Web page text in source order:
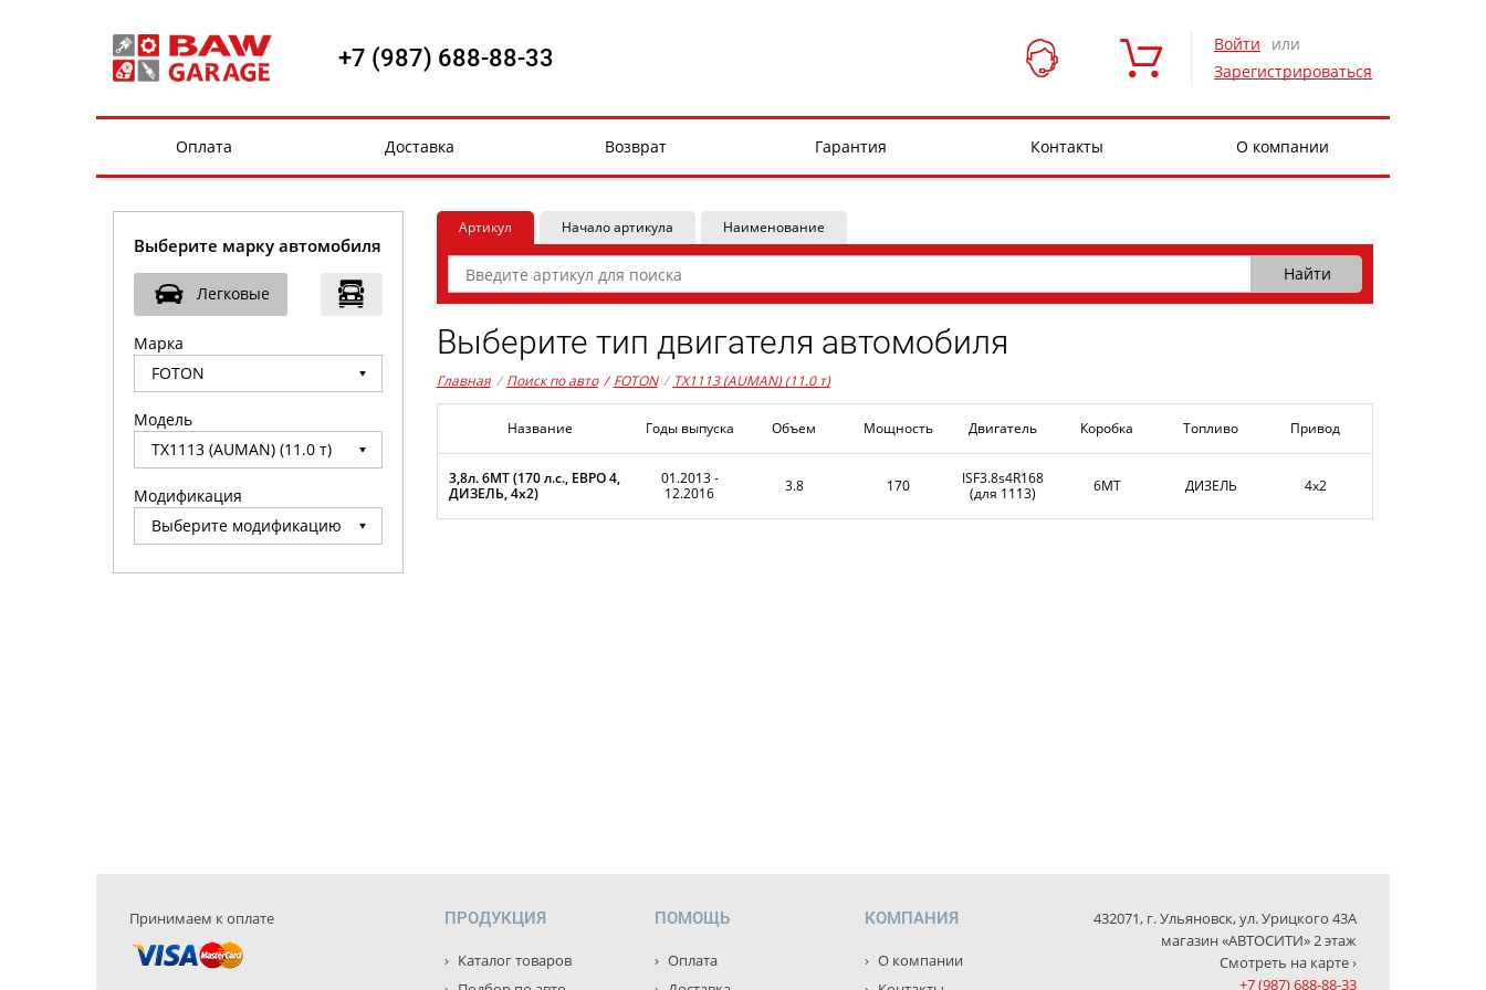
+7 (987) 688-88-33 Войти
или
Зарегистрироваться
Оплата Доставка Возврат Гарантия Контакты О компании
Выберите марку автомобиля
Легковые
Марка
Модель
Модификация
Артикул Начало артикула Наименование
Выберите тип двигателя автомобиля
Главная / Поиск по авто / FOTON / TX1113 (AUMAN) (11.0 т)
Название Годы выпуска Объем Мощность Двигатель Коробка Топливо Привод
3,8л. 6MT (170 л.с., ЕВРО 4,
ДИЗЕЛЬ, 4x2)
01.2013 -
12.2016
3.8 170
ISF3.8s4R168
(для 1113)
6MT ДИЗЕЛЬ 4x2
Принимаем к оплате ПРОДУКЦИЯ
Каталог товаров
ПОМОЩЬ
Оплата
КОМПАНИЯ
О компании
432071, г. Ульяновск, ул. Урицкого 43А
магазин «АВТОСИТИ» 2 этаж
Смотреть на карте ›
+7 (987) 688-88-33